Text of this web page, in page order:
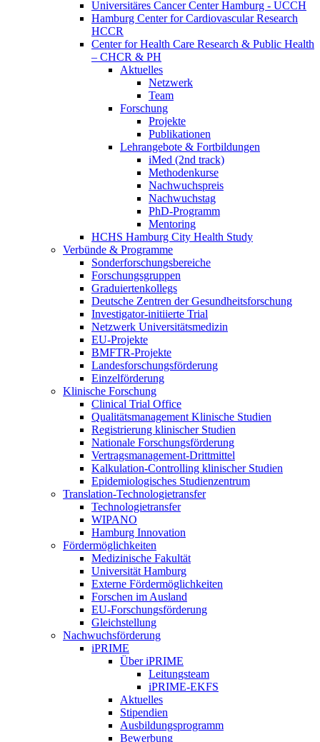
Universitäres Cancer Center Hamburg - UCCH
Hamburg Center for Cardiovascular Research
HCCR
Center for Health Care Research & Public Health
– CHCR & PH
Aktuelles
Netzwerk
Team
Forschung
Projekte
Publikationen
Lehrangebote & Fortbildungen
iMed (2nd track)
Methodenkurse
Nachwuchspreis
Nachwuchstag
PhD-Programm
Mentoring
HCHS Hamburg City Health Study
Verbünde & Programme
Sonderforschungsbereiche
Forschungsgruppen
Graduiertenkollegs
Deutsche Zentren der Gesundheitsforschung
Investigator-initiierte Trial
Netzwerk Universitätsmedizin
EU-Projekte
BMFTR-Projekte
Landesforschungsförderung
Einzelförderung
Klinische Forschung
Clinical Trial Office
Qualitätsmanagement Klinische Studien
Registrierung klinischer Studien
Nationale Forschungsförderung
Vertragsmanagement-Drittmittel
Kalkulation-Controlling klinischer Studien
Epidemiologisches Studienzentrum
Translation-Technologietransfer
Technologietransfer
WIPANO
Hamburg Innovation
Fördermöglichkeiten
Medizinische Fakultät
Universität Hamburg
Externe Fördermöglichkeiten
Forschen im Ausland
EU-Forschungsförderung
Gleichstellung
Nachwuchsförderung
iPRIME
Über iPRIME
Leitungsteam
iPRIME-EKFS
Aktuelles
Stipendien
Ausbildungsprogramm
Bewerbung